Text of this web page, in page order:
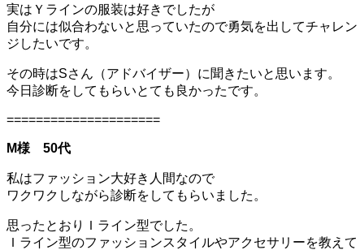
実はＹラインの服装は好きでしたが
自分には似合わないと思っていたので勇気を出してチャレン
ジしたいです。
その時はSさん（アドバイザー）に聞きたいと思います。
今日診断をしてもらいとても良かったです。
=====================
M様 50代
私はファッション大好き人間なので
ワクワクしながら診断をしてもらいました。
思ったとおりＩライン型でした。
Ｉライン型のファッションスタイルやアクセサリーを教えて